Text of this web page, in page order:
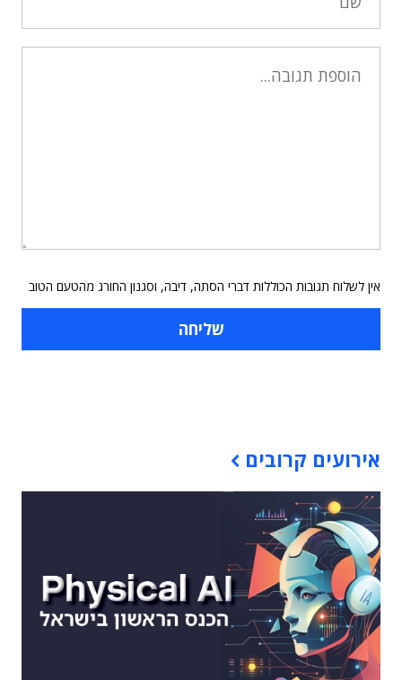
אין לשלוח תגובות הכוללות דברי הסתה, דיבה, וסגנון החורג מהטעם הטוב
אירועים קרובים